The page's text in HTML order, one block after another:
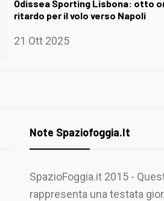
Odissea Sporting Lisbona: otto
ritardo per il volo verso Napoli
21 Ott 2025
Note Spaziofoggia.it
SpazioFoggia.it 2015 -
rappresenta una testata